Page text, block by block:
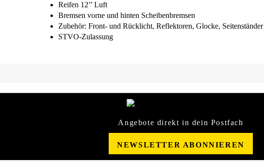
Reifen 12’’ Luft
Bremsen vorne und hinten Scheibenbremsen
Zubehör: Front- und Rücklicht, Reflektoren, Glocke, Seitenständer
STVO-Zulassung
Angebote direkt in dein Postfach
NEWSLETTER ABONNIEREN